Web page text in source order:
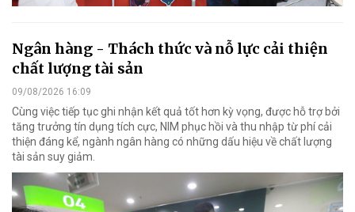
Ngân hàng - Thách thức và nỗ lực cải thiện
chất lượng tài sản
09/08/2026 16:09
Cùng việc tiếp tục ghi nhận kết quả tốt hơn kỳ vọng, được hỗ trợ bởi
tăng trưởng tín dụng tích cực, NIM phục hồi và thu nhập từ phí cải
thiện đáng kể, ngành ngân hàng có những dấu hiệu về chất lượng
tài sản suy giảm.